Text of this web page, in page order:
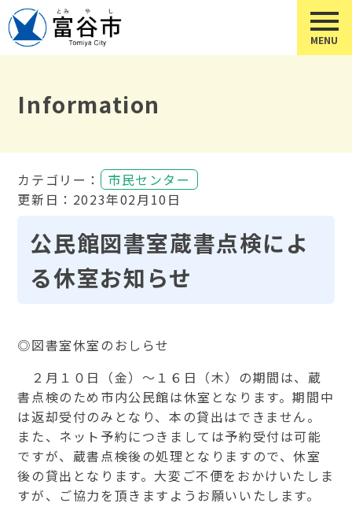
Information
カテゴリー：
市民センター
更新日：2023年02月10日
公民館図書室蔵書点検によ
る休室お知らせ
◎図書室休室のおしらせ
２月１０日（金）～１６日（木）の期間は、蔵
書点検のため市内公民館は休室となります。期間中
は返却受付のみとなり、本の貸出はできません。
また、ネット予約につきましては予約受付は可能
ですが、蔵書点検後の処理となりますので、休室
後の貸出となります。大変ご不便をおかけいたしま
すが、ご協力を頂きますようお願いいたします。